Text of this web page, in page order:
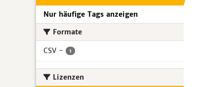
Nur häufige Tags anzeigen
Formate
CSV - 1
Lizenzen